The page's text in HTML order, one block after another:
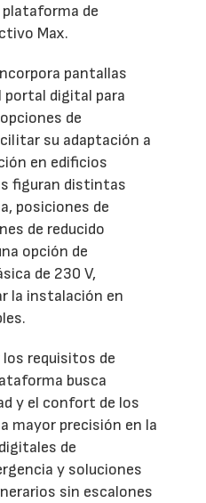
de
Max.
pantallas
portal digital para
de
su adaptación a
en edificios
figuran distintas
posiciones de
de reducido
opción de
de 230 V,
la instalación en
requisitos de
busca
y el confort de los
mayor precisión en la
de
y soluciones
sin escalones